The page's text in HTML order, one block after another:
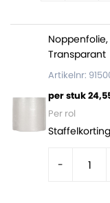
Transparant
Artikelnr:
per stuk
Per rol
-